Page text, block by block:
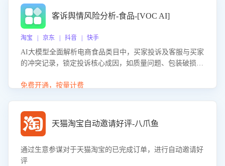
客诉舆情风险分析-食品-[VOC AI]
淘宝 | 京东 | 抖音 | 快手
AI大模型全面解析电商食品类目中，买家投诉及客服与买家
的冲突记录，锁定投诉核心成因，如质量问题、包装破损
置差评防控，提升客户满意度。
免费开通，按量计费
天猫淘宝自动邀请好评-八爪鱼
通过生意参谋对于天猫淘宝的已完成订单，进行自动邀请好
评